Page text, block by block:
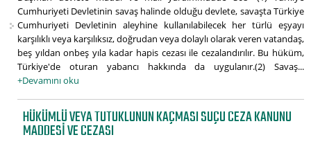
Cumhuriyeti Devletinin savaş halinde olduğu devlete, savaşta Türkiye
Cumhuriyeti Devletinin aleyhine kullanılabilecek her türlü eşyayı
karşılıklı veya karşılıksız, doğrudan veya dolaylı olarak veren vatandaş,
beş yıldan onbeş yıla kadar hapis cezası ile cezalandırılır. Bu hüküm,
Türkiye'de oturan yabancı hakkında da uygulanır.(2) Savaş...
+Devamını oku
HÜKÜMLÜ VEYA TUTUKLUNUN KAÇMASI SUÇU CEZA KANUNU
MADDESI VE CEZASI